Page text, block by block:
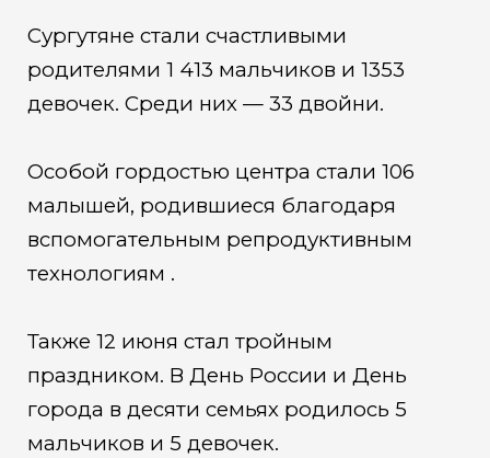
Сургутяне стали счастливыми
родителями 1 413 мальчиков и 1353
девочек. Среди них — 33 двойни.
Особой гордостью центра стали 106
малышей, родившиеся благодаря
вспомогательным репродуктивным
технологиям .
Также 12 июня стал тройным
праздником. В День России и День
города в десяти семьях родилось 5
мальчиков и 5 девочек.